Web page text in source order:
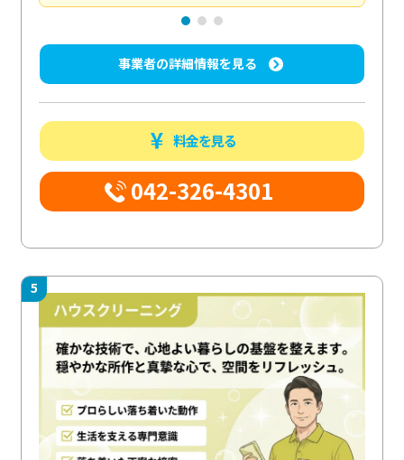
事業者の詳細情報を見る
料金を見る
042-326-4301
5